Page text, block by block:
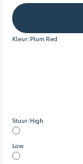
Kleur: Plum Red
Stuur: High
Low